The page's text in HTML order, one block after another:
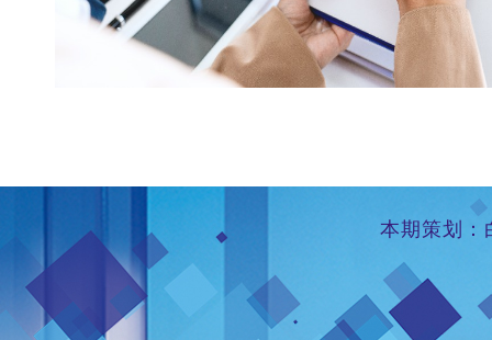
本期策划